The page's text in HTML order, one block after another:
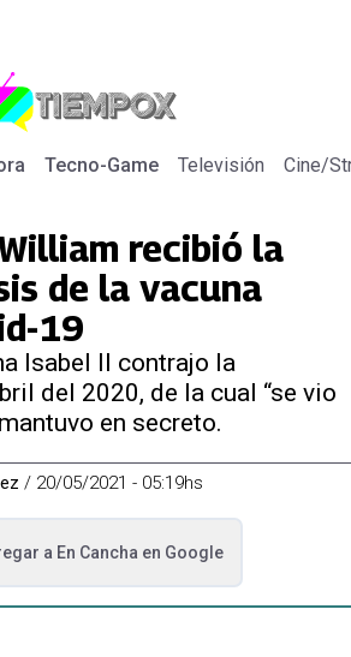
Tecno-Game Televisión Cine/
recibió la
de la vacuna
19
Isabel II contrajo la
del 2020, de la cual “se vio
en secreto.
/ 20/05/2021 - 05:19hs
a En Cancha en Google
pestaña